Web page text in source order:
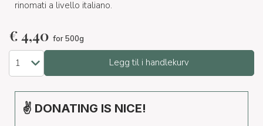
rinomati a livello italiano.
€4,40 for 500g
Legg til i handlekurv
✌ DONATING IS NICE!